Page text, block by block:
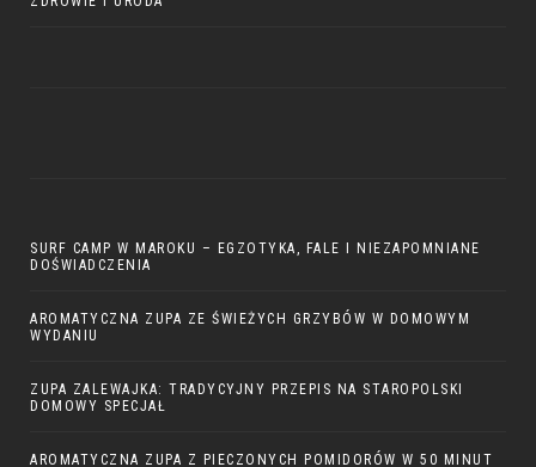
SURF CAMP W MAROKU – EGZOTYKA, FALE I NIEZAPOMNIANE
DOŚWIADCZENIA
AROMATYCZNA ZUPA ZE ŚWIEŻYCH GRZYBÓW W DOMOWYM
WYDANIU
ZUPA ZALEWAJKA: TRADYCYJNY PRZEPIS NA STAROPOLSKI
DOMOWY SPECJAŁ
AROMATYCZNA ZUPA Z PIECZONYCH POMIDORÓW W 50 MINUT